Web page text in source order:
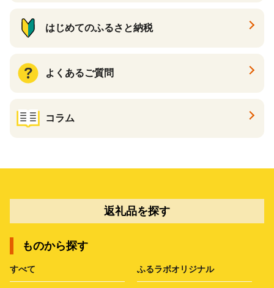
はじめてのふるさと納税
よくあるご質問
コラム
返礼品を探す
ものから探す
すべて ふるラボオリジナル